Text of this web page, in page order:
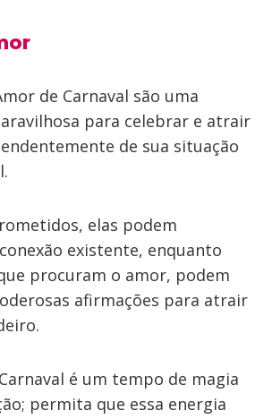
de Carnaval são uma
para celebrar e atrair
de sua situação
elas podem
existente, enquanto
procuram o amor, podem
afirmações para atrair
é um tempo de magia
permita que essa energia